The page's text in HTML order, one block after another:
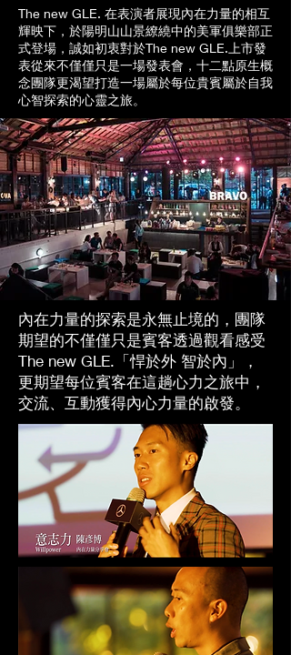
The new GLE. 在表演者展現內在力量的相互
輝映下，於陽明山山景繚繞中的美軍俱樂部正
式登場，誠如初衷對於The new GLE.上市發
表從來不僅僅只是一場發表會，十二點原生概
念團隊更渴望打造一場屬於每位貴賓屬於自我
心智探索的心靈之旅。
​內在力量的探索是永無止境的，團隊
期望的不僅僅只是賓客透過觀看感受
The new GLE.「悍於外 智於內」，
更期望每位賓客在這趟心力之旅中，
交流、互動獲得內心力量的啟發。